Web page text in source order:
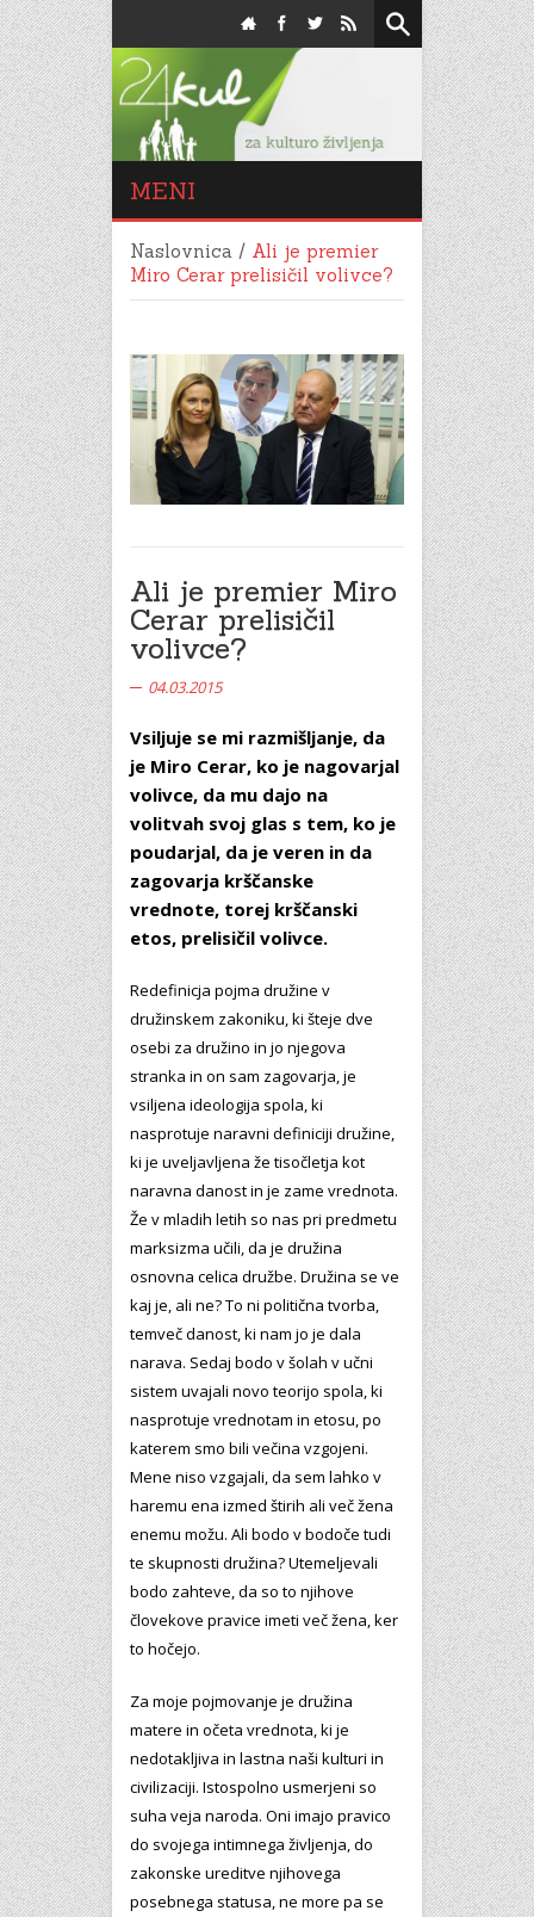
MENI
Naslovnica / Ali je premier
Miro Cerar prelisičil volivce?
Ali je premier Miro
Cerar prelisičil
volivce?
04.03.2015
Vsiljuje se mi razmišljanje, da
je Miro Cerar, ko je nagovarjal
volivce, da mu dajo na
volitvah svoj glas s tem, ko je
poudarjal, da je veren in da
zagovarja krščanske
vrednote, torej krščanski
etos, prelisičil volivce.
Redefinicja pojma družine v
družinskem zakoniku, ki šteje dve
osebi za družino in jo njegova
stranka in on sam zagovarja, je
vsiljena ideologija spola, ki
nasprotuje naravni definiciji družine,
ki je uveljavljena že tisočletja kot
naravna danost in je zame vrednota.
Že v mladih letih so nas pri predmetu
marksizma učili, da je družina
osnovna celica družbe. Družina se ve
kaj je, ali ne? To ni politična tvorba,
temveč danost, ki nam jo je dala
narava. Sedaj bodo v šolah v učni
sistem uvajali novo teorijo spola, ki
nasprotuje vrednotam in etosu, po
katerem smo bili večina vzgojeni.
Mene niso vzgajali, da sem lahko v
haremu ena izmed štirih ali več žena
enemu možu. Ali bodo v bodoče tudi
te skupnosti družina? Utemeljevali
bodo zahteve, da so to njihove
človekove pravice imeti več žena, ker
to hočejo.
Za moje pojmovanje je družina
matere in očeta vrednota, ki je
nedotakljiva in lastna naši kulturi in
civilizaciji. Istospolno usmerjeni so
suha veja naroda. Oni imajo pravico
do svojega intimnega življenja, do
zakonske ureditve njihovega
posebnega statusa, ne more pa se